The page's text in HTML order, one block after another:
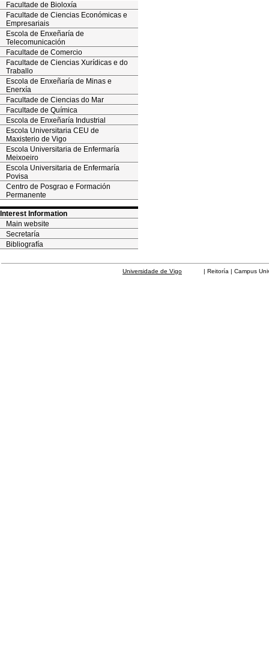
Facultade de Bioloxía
Facultade de Ciencias Económicas e
Empresariais
Escola de Enxeñaría de
Telecomunicación
Facultade de Comercio
Facultade de Ciencias Xurídicas e do
Traballo
Escola de Enxeñaría de Minas e
Enerxía
Facultade de Ciencias do Mar
Facultade de Química
Escola de Enxeñaría Industrial
Escola Universitaria CEU de
Maxisterio de Vigo
Escola Universitaria de Enfermaría
Meixoeiro
Escola Universitaria de Enfermaría
Povisa
Centro de Posgrao e Formación
Permanente
Interest Information
Main website
Secretaría
Bibliografía
Universidade de Vigo | Reitoría | Campus